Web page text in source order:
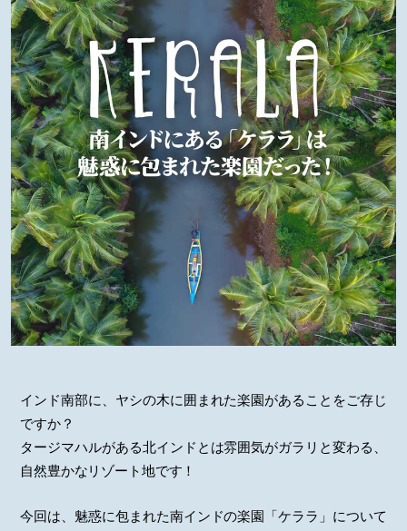
インド南部に、ヤシの木に囲まれた楽園があることをご存じ
ですか？
タージマハルがある北インドとは雰囲気がガラリと変わる、
自然豊かなリゾート地です！
今回は、魅惑に包まれた南インドの楽園「ケララ」について